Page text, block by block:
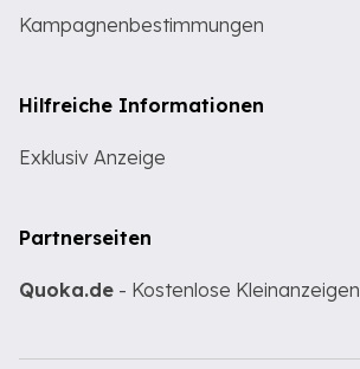
Kampagnenbestimmungen
Hilfreiche Informationen
Exklusiv Anzeige
Partnerseiten
Quoka.de - Kostenlose Kleinanzeigen